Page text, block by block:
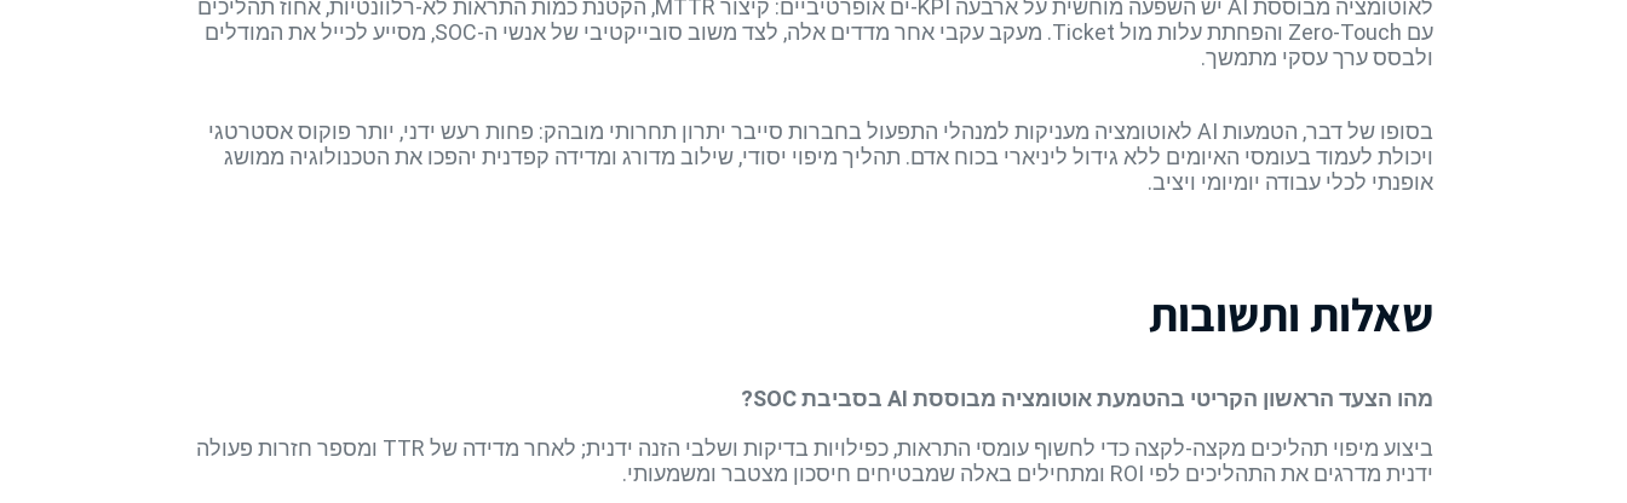
לאוטומציה מבוססת AI יש השפעה מוחשית על ארבעה KPI-ים אופרטיביים: קיצור MTTR, הקטנת כמות התראות לא-רלוונטיות, אחוז תהליכים
עם Zero-Touch והפחתת עלות מול Ticket. מעקב עקבי אחר מדדים אלה, לצד משוב סובייקטיבי של אנשי ה-SOC, מסייע לכייל את המודלים
ולבסס ערך עסקי מתמשך.
בסופו של דבר, הטמעות AI לאוטומציה מעניקות למנהלי התפעול בחברות סייבר יתרון תחרותי מובהק: פחות רעש ידני, יותר פוקוס אסטרטגי
ויכולת לעמוד בעומסי האיומים ללא גידול ליניארי בכוח אדם. תהליך מיפוי יסודי, שילוב מדורג ומדידה קפדנית יהפכו את הטכנולוגיה ממושג
אופנתי לכלי עבודה יומיומי ויציב.
שאלות ותשובות
מהו הצעד הראשון הקריטי בהטמעת אוטומציה מבוססת AI בסביבת SOC?
ביצוע מיפוי תהליכים מקצה-לקצה כדי לחשוף עומסי התראות, כפילויות בדיקות ושלבי הזנה ידנית; לאחר מדידה של TTR ומספר חזרות פעולה
ידנית מדרגים את התהליכים לפי ROI ומתחילים באלה שמבטיחים חיסכון מצטבר ומשמעותי.